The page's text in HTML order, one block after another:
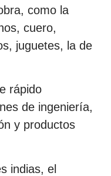
como la
cuero,
juguetes, la de
rápido
de ingeniería,
y productos
indias, el